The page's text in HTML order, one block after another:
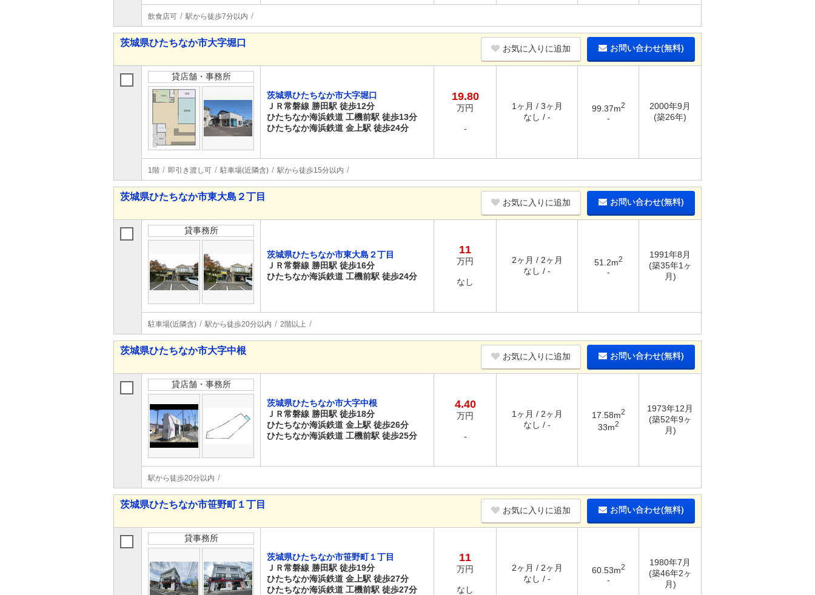
飲食店可 駅から徒歩7分以内
茨城県ひたちなか市大字堀口
お気に入りに追加 お問い合わせ(無料)
貸店舗・事務所
茨城県ひたちなか市大字堀口
ＪＲ常磐線 勝田駅 徒歩12分
ひたちなか海浜鉄道 工機前駅 徒歩13分
ひたちなか海浜鉄道 金上駅 徒歩24分
19.80
万円
-
1ヶ月 / 3ヶ月
なし / -
99.37m2
-
2000年9月
(築26年)
1階 即引き渡し可 駐車場(近隣含) 駅から徒歩15分以内
茨城県ひたちなか市東大島２丁目
お気に入りに追加 お問い合わせ(無料)
貸事務所
茨城県ひたちなか市東大島２丁目
ＪＲ常磐線 勝田駅 徒歩16分
ひたちなか海浜鉄道 工機前駅 徒歩24分
11
万円
なし
2ヶ月 / 2ヶ月
なし / -
51.2m2
-
1991年8月
(築35年1ヶ
月)
駐車場(近隣含) 駅から徒歩20分以内 2階以上
茨城県ひたちなか市大字中根
お気に入りに追加 お問い合わせ(無料)
貸店舗・事務所
茨城県ひたちなか市大字中根
ＪＲ常磐線 勝田駅 徒歩18分
ひたちなか海浜鉄道 金上駅 徒歩26分
ひたちなか海浜鉄道 工機前駅 徒歩25分
4.40
万円
-
1ヶ月 / 2ヶ月
なし / -
17.58m2
33m2
1973年12月
(築52年9ヶ
月)
駅から徒歩20分以内
茨城県ひたちなか市笹野町１丁目
お気に入りに追加 お問い合わせ(無料)
貸事務所
茨城県ひたちなか市笹野町１丁目
ＪＲ常磐線 勝田駅 徒歩19分
ひたちなか海浜鉄道 金上駅 徒歩27分
ひたちなか海浜鉄道 工機前駅 徒歩27分
11
万円
なし
2ヶ月 / 2ヶ月
なし / -
60.53m2
-
1980年7月
(築46年2ヶ
月)